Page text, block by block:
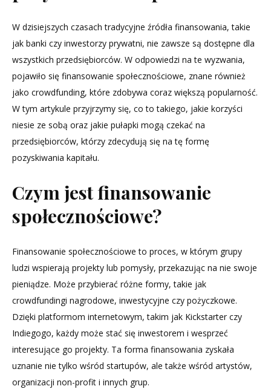
szanse
i
wyzwania
W dzisiejszych czasach tradycyjne źródła finansowania, takie
jak banki czy inwestorzy prywatni, nie zawsze są dostępne dla
wszystkich przedsiębiorców. W odpowiedzi na te wyzwania,
pojawiło się finansowanie społecznościowe, znane również
jako crowdfunding, które zdobywa coraz większą popularność.
W tym artykule przyjrzymy się, co to takiego, jakie korzyści
niesie ze sobą oraz jakie pułapki mogą czekać na
przedsiębiorców, którzy zdecydują się na tę formę
pozyskiwania kapitału.
Czym jest finansowanie
społecznościowe?
Finansowanie społecznościowe to proces, w którym grupy
ludzi wspierają projekty lub pomysły, przekazując na nie swoje
pieniądze. Może przybierać różne formy, takie jak
crowdfundingi nagrodowe, inwestycyjne czy pożyczkowe.
Dzięki platformom internetowym, takim jak Kickstarter czy
Indiegogo, każdy może stać się inwestorem i wesprzeć
interesujące go projekty. Ta forma finansowania zyskała
uznanie nie tylko wśród startupów, ale także wśród artystów,
organizacji non-profit i innych grup.